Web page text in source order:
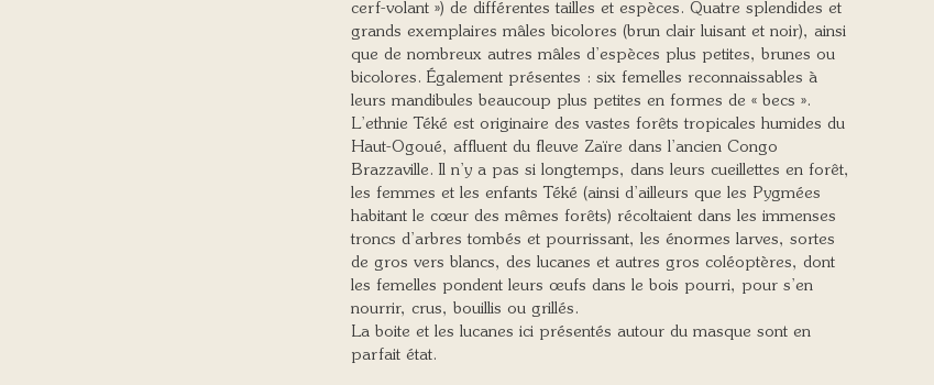
cerf-volant ») de différentes tailles et espèces. Quatre splendides et
grands exemplaires mâles bicolores (brun clair luisant et noir), ainsi
que de nombreux autres mâles d’espèces plus petites, brunes ou
bicolores. Également présentes : six femelles reconnaissables à
leurs mandibules beaucoup plus petites en formes de « becs ».
L’ethnie Téké est originaire des vastes forêts tropicales humides du
Haut-Ogoué, affluent du fleuve Zaïre dans l’ancien Congo
Brazzaville. Il n’y a pas si longtemps, dans leurs cueillettes en forêt,
les femmes et les enfants Téké (ainsi d’ailleurs que les Pygmées
habitant le cœur des mêmes forêts) récoltaient dans les immenses
troncs d’arbres tombés et pourrissant, les énormes larves, sortes
de gros vers blancs, des lucanes et autres gros coléoptères, dont
les femelles pondent leurs œufs dans le bois pourri, pour s’en
nourrir, crus, bouillis ou grillés.
La boite et les lucanes ici présentés autour du masque sont en
parfait état.